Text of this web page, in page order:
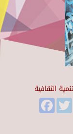
الثقافية